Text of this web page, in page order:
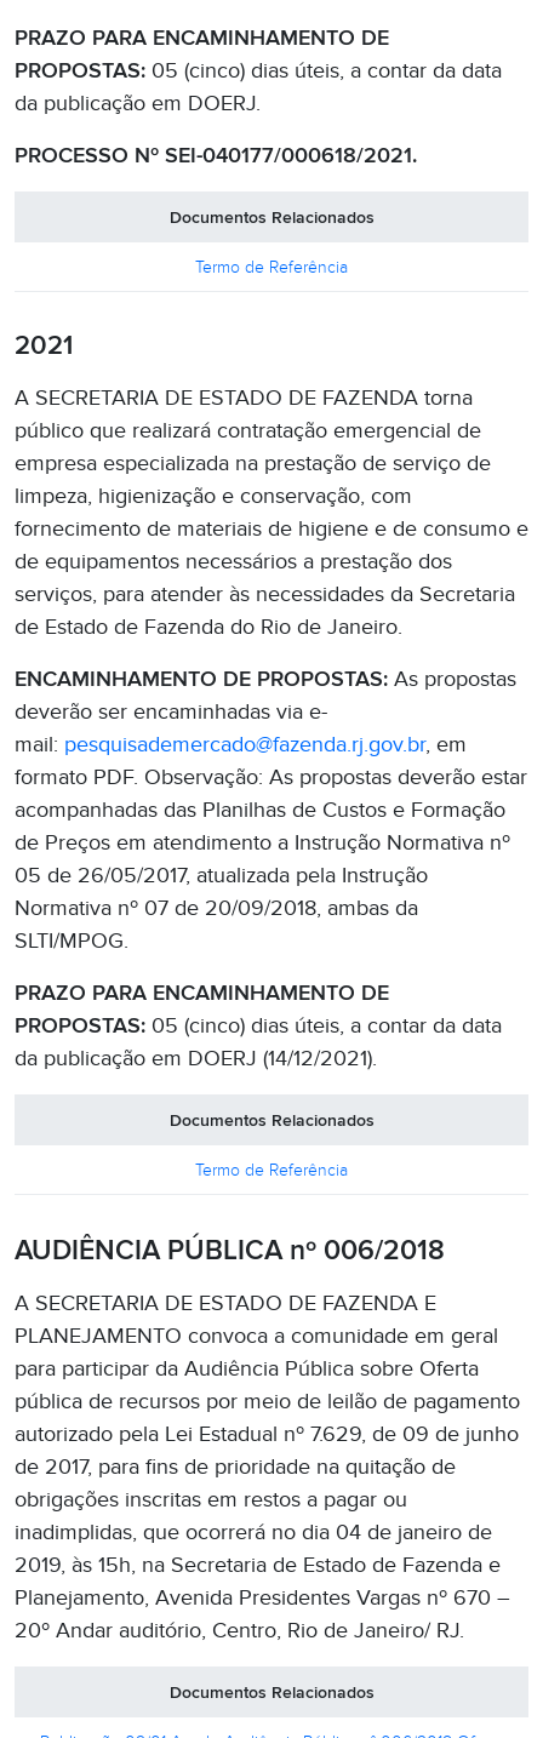
PRAZO PARA ENCAMINHAMENTO DE
PROPOSTAS: 05 (cinco) dias úteis, a contar da data
da publicação em DOERJ.
PROCESSO Nº SEI-040177/000618/2021.
Documentos Relacionados
Termo de Referência
2021
A SECRETARIA DE ESTADO DE FAZENDA torna
público que realizará contratação emergencial de
empresa especializada na prestação de serviço de
limpeza, higienização e conservação, com
fornecimento de materiais de higiene e de consumo e
de equipamentos necessários a prestação dos
serviços, para atender às necessidades da Secretaria
de Estado de Fazenda do Rio de Janeiro.
ENCAMINHAMENTO DE PROPOSTAS: As propostas
deverão ser encaminhadas via e-
mail: pesquisademercado@fazenda.rj.gov.br, em
formato PDF. Observação: As propostas deverão estar
acompanhadas das Planilhas de Custos e Formação
de Preços em atendimento a Instrução Normativa nº
05 de 26/05/2017, atualizada pela Instrução
Normativa nº 07 de 20/09/2018, ambas da
SLTI/MPOG.
PRAZO PARA ENCAMINHAMENTO DE
PROPOSTAS: 05 (cinco) dias úteis, a contar da data
da publicação em DOERJ (14/12/2021).
Documentos Relacionados
Termo de Referência
AUDIÊNCIA PÚBLICA nº 006/2018
A SECRETARIA DE ESTADO DE FAZENDA E
PLANEJAMENTO convoca a comunidade em geral
para participar da Audiência Pública sobre Oferta
pública de recursos por meio de leilão de pagamento
autorizado pela Lei Estadual nº 7.629, de 09 de junho
de 2017, para fins de prioridade na quitação de
obrigações inscritas em restos a pagar ou
inadimplidas, que ocorrerá no dia 04 de janeiro de
2019, às 15h, na Secretaria de Estado de Fazenda e
Planejamento, Avenida Presidentes Vargas nº 670 –
20º Andar auditório, Centro, Rio de Janeiro/ RJ.
Documentos Relacionados